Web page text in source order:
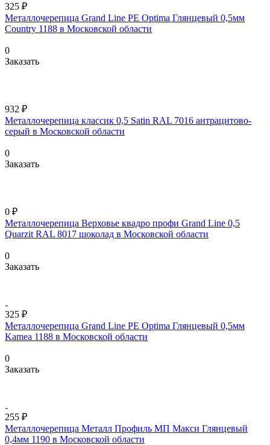
325 ₽
Металлочерепица Grand Line PE Optima Глянцевый 0,5мм
Country 1188 в Московской области
0
Заказать
932 ₽
Металлочерепица классик 0,5 Satin RAL 7016 антрацитово-
серый в Московской области
0
Заказать
0 ₽
Металлочерепица Верховье квадро профи Grand Line 0,5
Quarzit RAL 8017 шоколад в Московской области
0
Заказать
325 ₽
Металлочерепица Grand Line PE Optima Глянцевый 0,5мм
Kamea 1188 в Московской области
0
Заказать
255 ₽
Металлочерепица Металл Профиль МП Макси Глянцевый
0,4мм 1190 в Московской области